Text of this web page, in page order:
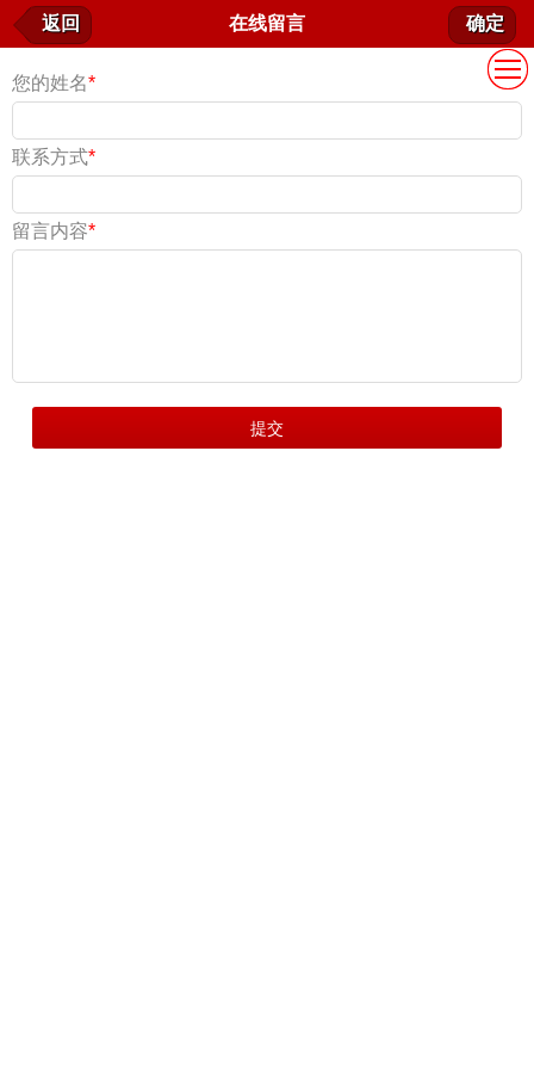
在线留言
我要留言
返回 在线留言 确定
您的姓名*
联系方式*
留言内容*